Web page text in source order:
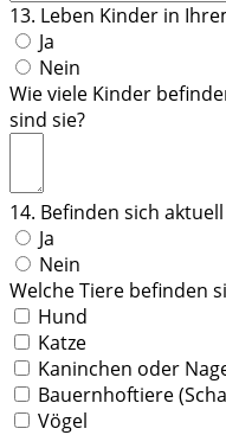
13. Leben Kinder in
Ja
Nein
Wie viele Kinder
sind sie?
14. Befinden sich
Ja
Nein
Welche Tiere befinden
Hund
Katze
Kaninchen oder
Bauernhoftiere
Vögel